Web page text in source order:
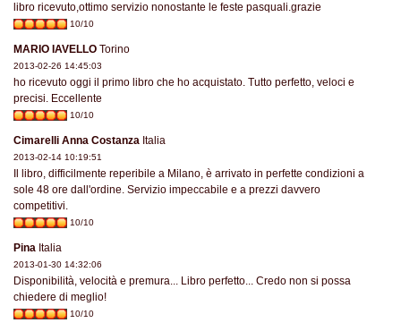
libro ricevuto,ottimo servizio nonostante le feste pasquali.grazie
10/10
MARIO IAVELLO Torino
2013-02-26 14:45:03
ho ricevuto oggi il primo libro che ho acquistato. Tutto perfetto, veloci e
precisi. Eccellente
10/10
Cimarelli Anna Costanza Italia
2013-02-14 10:19:51
Il libro, difficilmente reperibile a Milano, è arrivato in perfette condizioni a
sole 48 ore dall'ordine. Servizio impeccabile e a prezzi davvero
competitivi.
10/10
Pina Italia
2013-01-30 14:32:06
Disponibilità, velocità e premura... Libro perfetto... Credo non si possa
chiedere di meglio!
10/10